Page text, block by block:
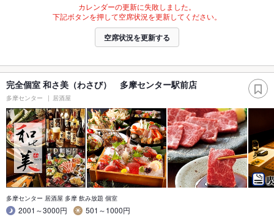
カレンダーの更新に失敗しました。
下記ボタンを押して空席状況を更新してください。
空席状況を更新する
完全個室 和さ美（わさび） 多摩センター駅前店
多摩センター 居酒屋
多摩センター 居酒屋 多摩 飲み放題 個室
2001～3000円
501～1000円